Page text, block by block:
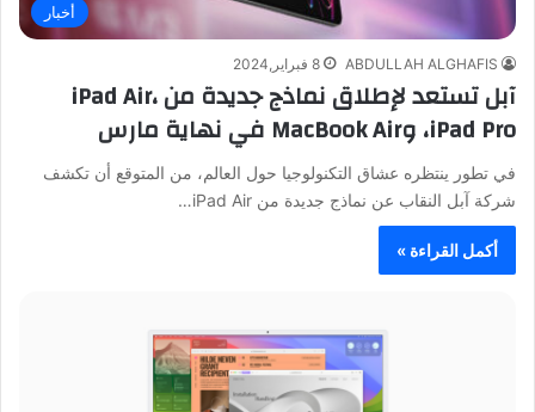
أخبار
ABDULLAH ALGHAFIS 8 فبراير,2024
آبل تستعد لإطلاق نماذج جديدة من iPad Air،
iPad Pro، وMacBook Air في نهاية مارس
في تطور ينتظره عشاق التكنولوجيا حول العالم، من المتوقع أن تكشف
شركة آبل النقاب عن نماذج جديدة من iPad Air…
أكمل القراءة »